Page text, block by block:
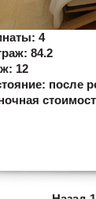
4
84.2
12
после